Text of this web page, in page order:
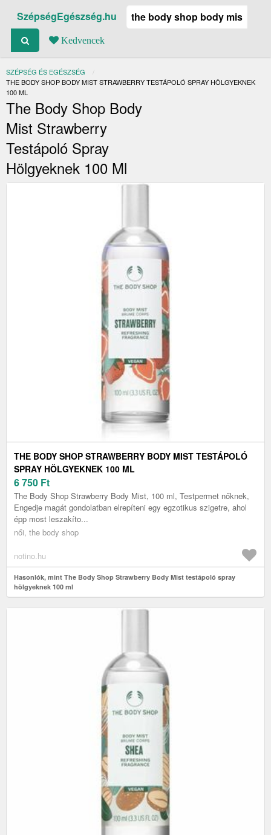
SzépségEgészség.hu
Kedvencek
SZÉPSÉG ÉS EGÉSZSÉG
JELENLEGI:
THE BODY SHOP BODY MIST STRAWBERRY TESTÁPOLÓ SPRAY HÖLGYEKNEK
100 ML
The Body Shop Body
Mist Strawberry
Testápoló Spray
Hölgyeknek 100 Ml
THE BODY SHOP STRAWBERRY BODY MIST TESTÁPOLÓ
SPRAY HÖLGYEKNEK 100 ML
6 750 Ft
The Body Shop Strawberry Body Mist, 100 ml, Testpermet nőknek,
Engedje magát gondolatban elrepíteni egy egzotikus szigetre, ahol
épp most leszakíto...
női, the body shop
notino.hu
Hasonlók, mint The Body Shop Strawberry Body Mist testápoló spray
hölgyeknek 100 ml